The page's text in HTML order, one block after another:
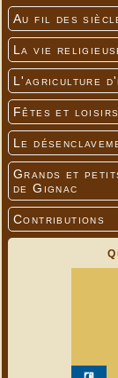
Au fil des
La vie
L'agriculture
Fêtes et
Le
Grands et
de Gignac
Contributions